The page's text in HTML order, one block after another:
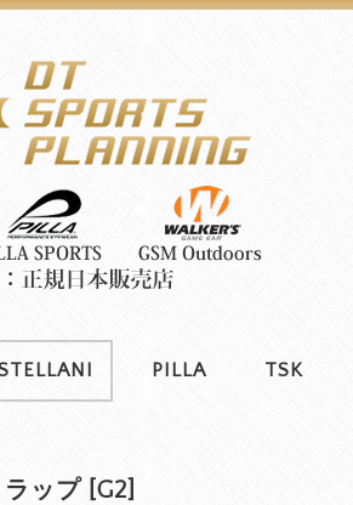
PILLA TSK
ップ [G2]